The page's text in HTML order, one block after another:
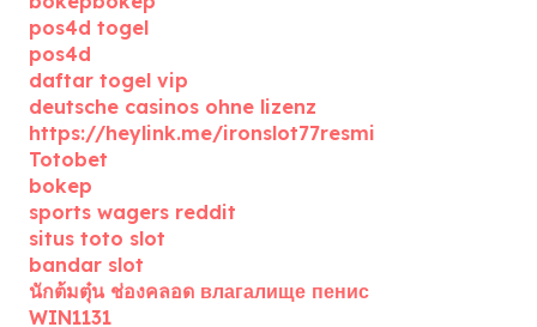
pos4d togel
pos4d
daftar togel vip
deutsche casinos ohne lizenz
https://heylink.me/ironslot77resmi
Totobet
bokep
sports wagers reddit
situs toto slot
bandar slot
นักต้มตุ๋น ช่องคลอด влагалище пенис
WIN1131